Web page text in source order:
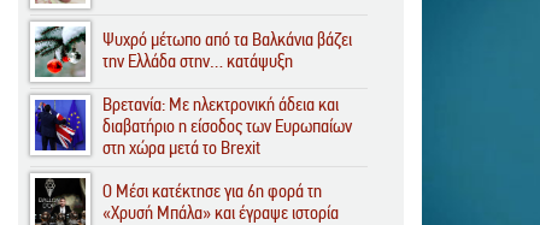
Ψυχρό μέτωπο από τα Βαλκάνια βάζει
την Ελλάδα στην… κατάψυξη
Βρετανία: Με ηλεκτρονική άδεια και
διαβατήριο η είσοδος των Ευρωπαίων
στη χώρα μετά το Brexit
O Μέσι κατέκτησε για 6η φορά τη
«Χρυσή Μπάλα» και έγραψε ιστορία